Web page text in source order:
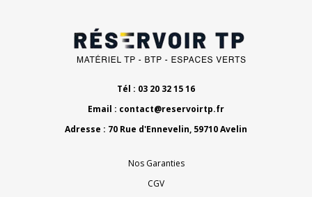
Tél : 03 20 32 15 16
Email : contact@reservoirtp.fr
Adresse : 70 Rue d'Ennevelin, 59710 Avelin
Nos Garanties
CGV